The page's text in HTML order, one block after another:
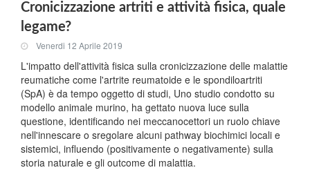
Cronicizzazione artriti e attività fisica, quale
legame?
Venerdi 12 Aprile 2019
L'impatto dell'attività fisica sulla cronicizzazione delle malattie
reumatiche come l'artrite reumatoide e le spondiloartriti
(SpA) è da tempo oggetto di studi, Uno studio condotto su
modello animale murino, ha gettato nuova luce sulla
questione, identificando nei meccanocettori un ruolo chiave
nell'innescare o sregolare alcuni pathway biochimici locali e
sistemici, influendo (positivamente o negativamente) sulla
storia naturale e gli outcome di malattia.